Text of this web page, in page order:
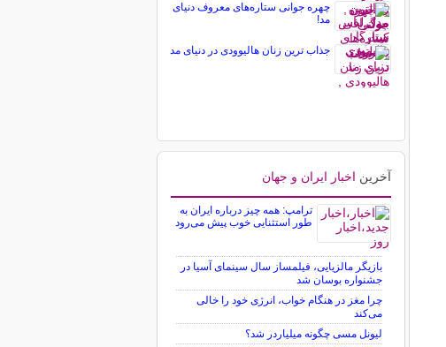
چهره جوانی ستاره‌های معروف دنیای
مد!
جذاب ترین زنان هالیوودی در دنیای مد
آخرین اخبار ایران و جهان
ترامپ: همه چیز درباره ایران به
طور استثنایی خوب پیش می‌رود
بازیگر مالزیایی، فیلمساز سال سینمای آسیا در
جشنواره بوسان شد
چرا مغز در هنگام خواب، انرژی خود را خالی
می‌کند
لیونل مسی چگونه میلیاردر شد؟